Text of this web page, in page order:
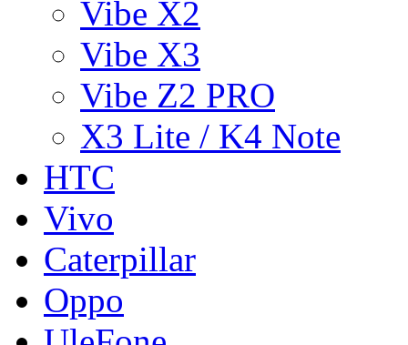
Vibe X2
Vibe X3
Vibe Z2 PRO
X3 Lite / K4 Note
HTC
Vivo
Caterpillar
Oppo